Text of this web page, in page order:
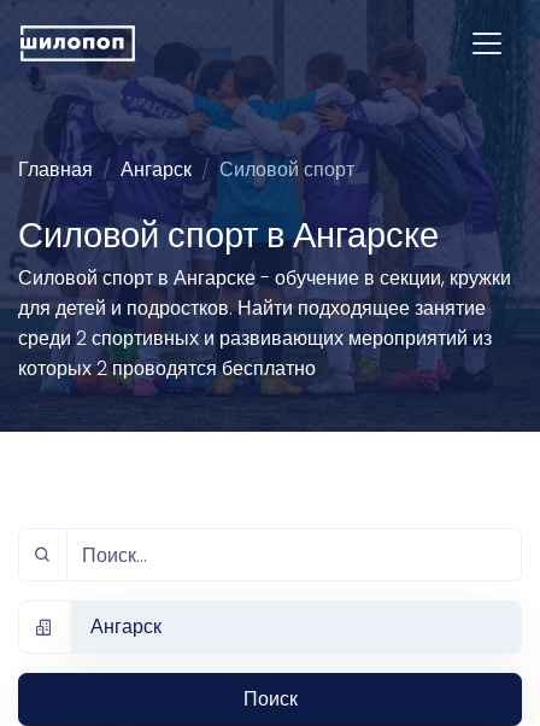
Главная Ангарск Силовой спорт
Силовой спорт в Ангарске
Силовой спорт в Ангарске - обучение в секции, кружки
для детей и подростков. Найти подходящее занятие
среди 2 спортивных и развивающих мероприятий из
которых 2 проводятся бесплатно
Ангарск
Поиск